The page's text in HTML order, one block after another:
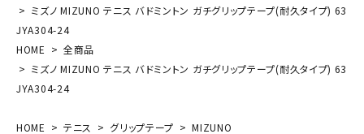
ミズノ MIZUNO テニス バドミントン ガチグリップテープ(耐久タイプ) 63
JYA304-24
HOME
全商品
ミズノ MIZUNO テニス バドミントン ガチグリップテープ(耐久タイプ) 63
JYA304-24
HOME テニス グリップテープ
MIZUNO